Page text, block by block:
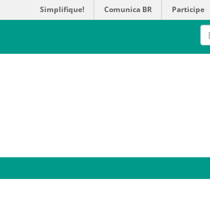
Simplifique! Comunica BR Participe